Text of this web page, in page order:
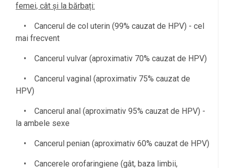
femei, cât și la bărbați:
• Cancerul de col uterin (99% cauzat de HPV) - cel
mai frecvent
• Cancerul vulvar (aproximativ 70% cauzat de HPV)
• Cancerul vaginal (aproximativ 75% cauzat de
HPV)
• Cancerul anal (aproximativ 95% cauzat de HPV) -
la ambele sexe
• Cancerul penian (aproximativ 60% cauzat de HPV)
• Cancerele orofaringiene (gât, baza limbii,